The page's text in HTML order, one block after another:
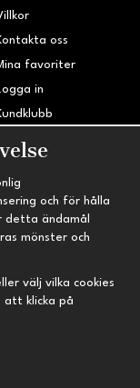
oss
favoriter
in
kr
och för hålla
detta ändamål
mönster och
välj vilka cookies
att klicka på